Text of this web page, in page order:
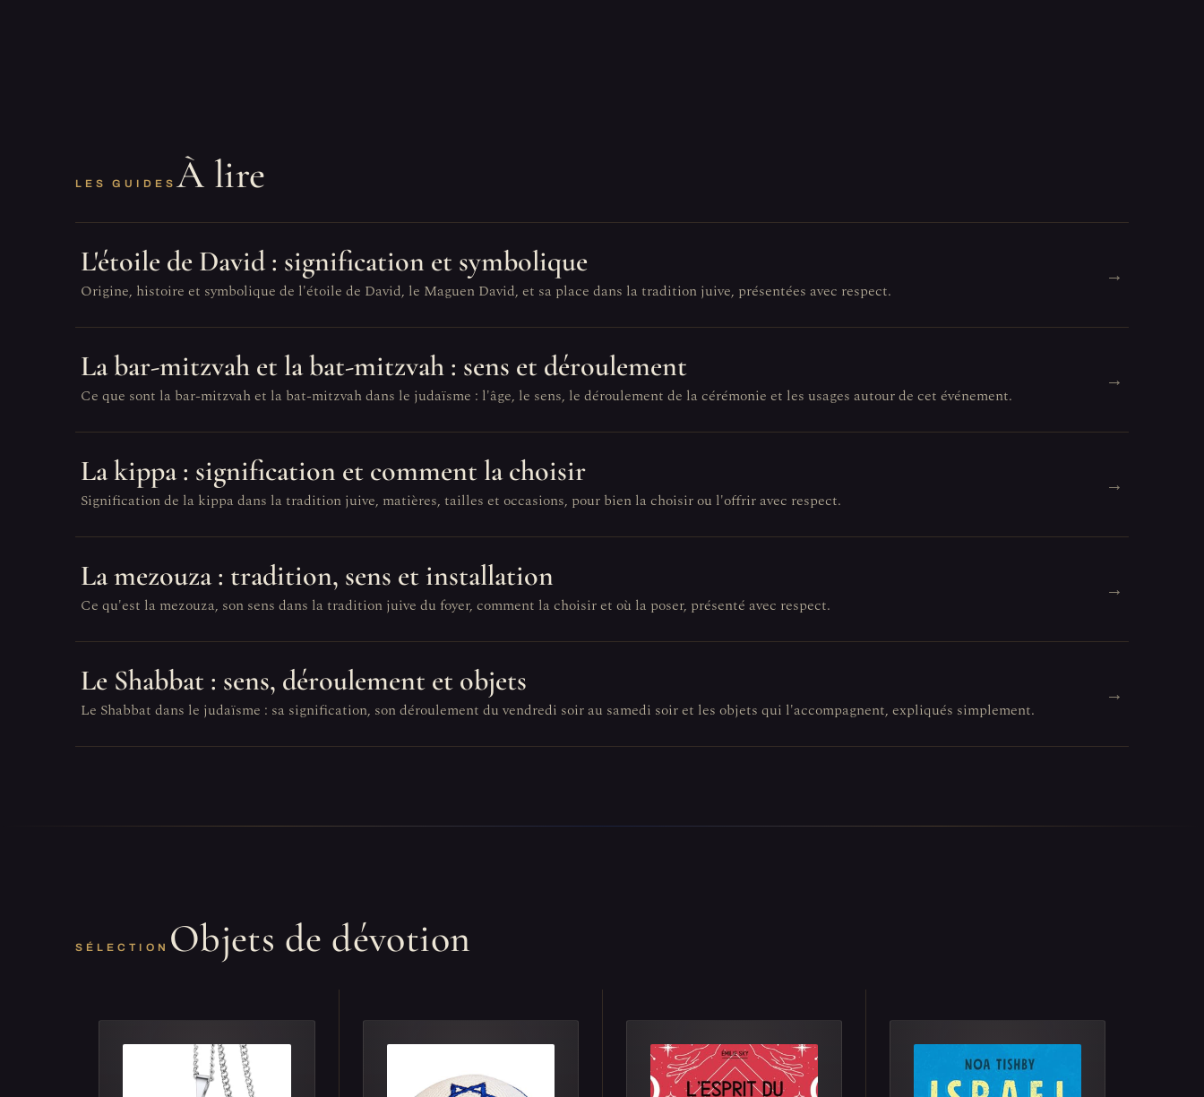
LES GUIDES À lire
L'étoile de David : signification et symbolique
Origine, histoire et symbolique de l'étoile de David, le Maguen David, et sa place dans la tradition juive, présentées avec respect.
→
La bar-mitzvah et la bat-mitzvah : sens et déroulement
Ce que sont la bar-mitzvah et la bat-mitzvah dans le judaïsme : l'âge, le sens, le déroulement de la cérémonie et les usages autour de cet événement.
→
La kippa : signification et comment la choisir
Signification de la kippa dans la tradition juive, matières, tailles et occasions, pour bien la choisir ou l'offrir avec respect.
→
La mezouza : tradition, sens et installation
Ce qu'est la mezouza, son sens dans la tradition juive du foyer, comment la choisir et où la poser, présenté avec respect.
→
Le Shabbat : sens, déroulement et objets
Le Shabbat dans le judaïsme : sa signification, son déroulement du vendredi soir au samedi soir et les objets qui l'accompagnent, expliqués simplement.
→
SÉLECTION Objets de dévotion